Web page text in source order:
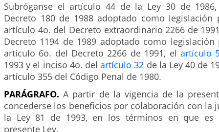
Subróganse el artículo 44 de la Ley 30 de
Decreto 180 de 1988 adoptado como legislación
artículo 4o. del Decreto extraordinario 2266 de
Decreto 1194 de 1989 adoptado como
artículo 6o. del Decreto 2266 de 1991, el artículo
1993 y el inciso 4o. delartículo 32 de la Ley 40 de
artículo 355 del Código Penal de 1980.
PARÁGRAFO.A partir de la vigencia de la
concederse los beneficios por colaboración con la
la Ley 81 de 1993, en los términos en que es
presente Ley.